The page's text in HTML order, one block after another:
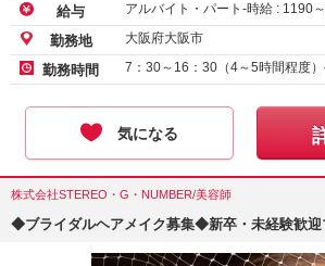
給与 アルバイト・パート-時給 : 1190～
勤務地 大阪府大阪市
勤務時間 7：30～16：30（4～5時間程度
気になる
株式会社STEREO・G・NUMBER/美容師
◆ブライダルヘアメイク募集◆新卒・未経験歓迎